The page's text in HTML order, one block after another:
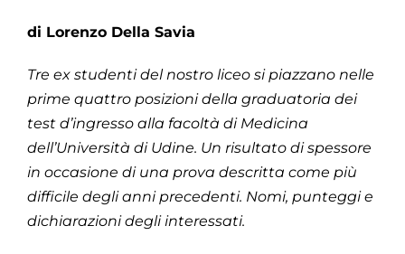
di Lorenzo Della Savia
Tre ex studenti del nostro liceo si piazzano nelle
prime quattro posizioni della graduatoria dei
test d’ingresso alla facoltà di Medicina
dell’Università di Udine. Un risultato di spessore
in occasione di una prova descritta come più
difficile degli anni precedenti. Nomi, punteggi e
dichiarazioni degli interessati.